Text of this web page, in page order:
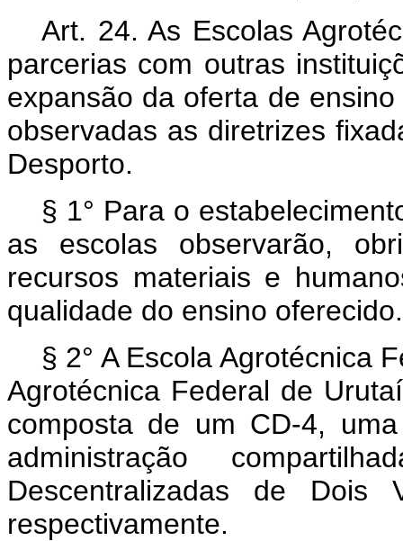
Art. 24. As Escolas
parcerias com outras
expansão da oferta de
observadas as diretrizes
Desporto.
§ 1° Para o
as escolas observarão,
recursos materiais e
qualidade do ensino oferecido.
§ 2° A Escola Agrotécnica
Agrotécnica Federal de
composta de um CD-4,
administração
Descentralizadas de Dois
respectivamente.